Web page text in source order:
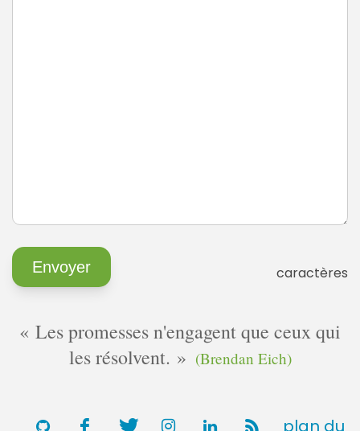
caractères
Les promesses n'engagent que ceux qui
les résolvent.
(Brendan Eich)
plan du